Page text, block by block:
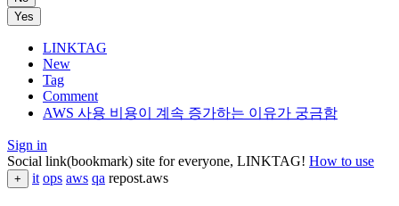
Yes
LINKTAG
New
Tag
Comment
AWS 사용 비용이 계속 증가하는 이유가 궁금함
Sign in
Social link(bookmark) site for everyone, LINKTAG! How to use
+ it ops aws qa repost.aws